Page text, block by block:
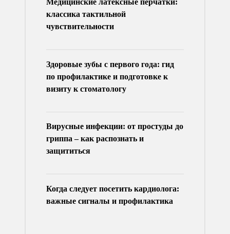
Медицинские латексные перчатки:
классика тактильной
чувствительности
Здоровые зубы с первого года: гид
по профилактике и подготовке к
визиту к стоматологу
Вирусные инфекции: от простуды до
гриппа – как распознать и
защититься
Когда следует посетить кардиолога:
важные сигналы и профилактика